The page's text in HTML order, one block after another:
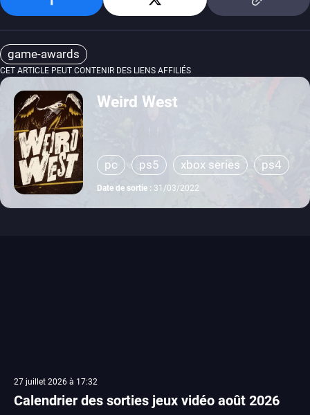
game-awards
CET ARTICLE PEUT CONTENIR DES LIENS AFFILIÉS
Weird West
pc ps5 xbox series
ps4
xbox one
Date de sortie : 31/03/2022
27 juillet 2026 à 17:32
Calendrier des sorties jeux vidéo août 2026